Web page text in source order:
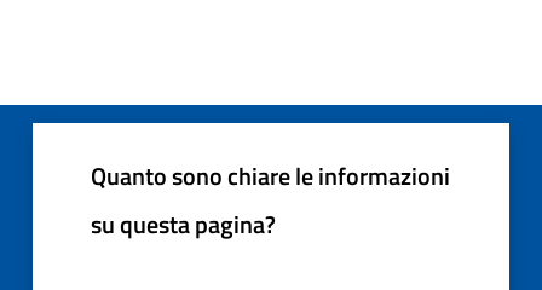
Quanto sono chiare le informazioni
su questa pagina?